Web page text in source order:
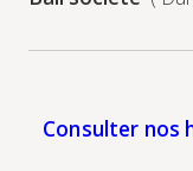
Consulter nos